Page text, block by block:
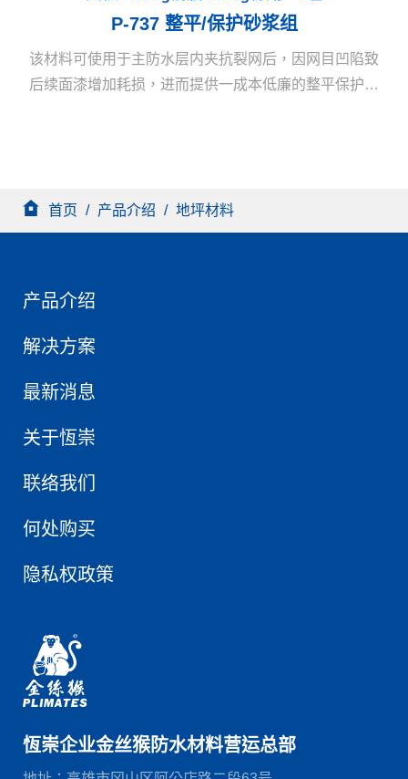
P-737 整平/保护砂浆组
该材料可使用于主防水层内夹抗裂网后，因网目凹陷致
后续面漆增加耗损，进而提供一成本低廉的整平保护砂
首页 / 产品介绍 / 地坪材料
产品介绍
解决方案
最新消息
关于恆崇
联络我们
何处购买
隐私权政策
恆崇企业金丝猴防水材料营运总部